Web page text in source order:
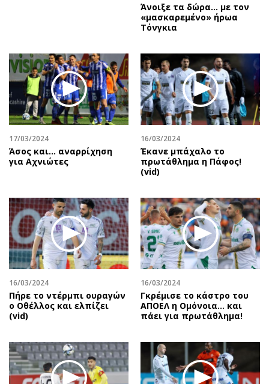
Άνοιξε τα δώρα… με τον
«μασκαρεμένο» ήρωα
Τόνγκια
17/03/2024
Άσος και… αναρρίχηση
για Αχνιώτες
16/03/2024
Έκανε μπάχαλο το
πρωτάθλημα η Πάφος!
(vid)
16/03/2024
Πήρε το ντέρμπι ουραγών
ο Οθέλλος και ελπίζει
(vid)
16/03/2024
Γκρέμισε το κάστρο του
ΑΠΟΕΛ η Ομόνοια… και
πάει για πρωτάθλημα!